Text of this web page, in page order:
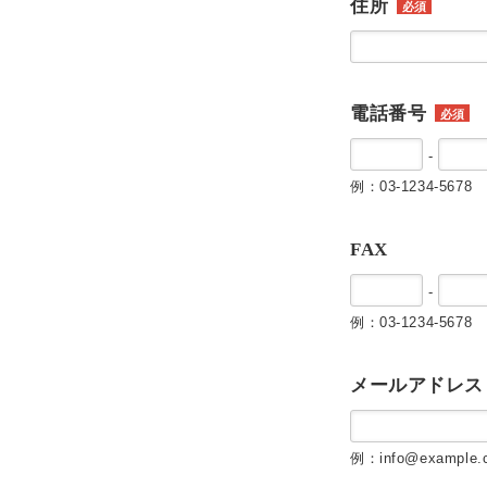
住所 必須
電話番号 必須
-
例：03-1234-5678
FAX
-
例：03-1234-5678
メールアドレス
例：